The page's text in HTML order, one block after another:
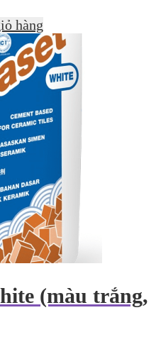
hàng
(màu trắng,